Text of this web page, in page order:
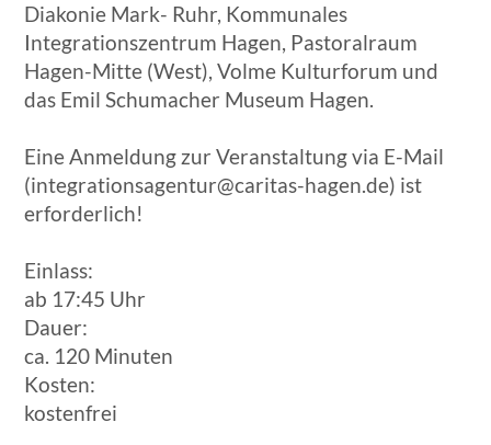
Diakonie Mark- Ruhr, Kommunales
Integrationszentrum Hagen, Pastoralraum
Hagen-Mitte (West), Volme Kulturforum und
das Emil Schumacher Museum Hagen.
Eine Anmeldung zur Veranstaltung via E-Mail
(integrationsagentur@caritas-hagen.de) ist
erforderlich!
Einlass:
ab 17:45 Uhr
Dauer:
ca. 120 Minuten
Kosten:
kostenfrei